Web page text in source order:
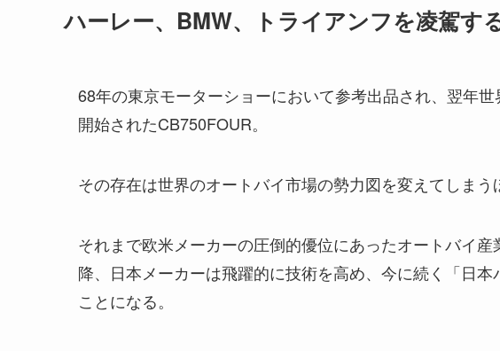
ハーレー、BMW、トライアンフを凌駕す
68年の東京モーターショーにおいて参考出品され、翌年
開始されたCB750FOUR。
その存在は世界のオートバイ市場の勢力図を変えてしまう
それまで欧米メーカーの圧倒的優位にあったオートバイ
降、日本メーカーは飛躍的に技術を高め、今に続く「日
ことになる。